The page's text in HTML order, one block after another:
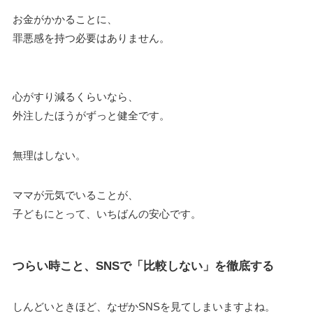
お金がかかることに、
罪悪感を持つ必要はありません。
心がすり減るくらいなら、
外注したほうがずっと健全です。
無理はしない。
ママが元気でいることが、
子どもにとって、いちばんの安心です。
つらい時こと、SNSで「比較しない」を徹底する
しんどいときほど、なぜかSNSを見てしまいますよね。